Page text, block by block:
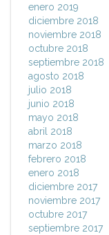
enero 2019
diciembre 2018
noviembre 2018
octubre 2018
septiembre 2018
agosto 2018
julio 2018
junio 2018
mayo 2018
abril 2018
marzo 2018
febrero 2018
enero 2018
diciembre 2017
noviembre 2017
octubre 2017
septiembre 2017